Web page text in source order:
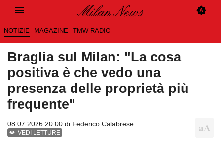
NOTIZIE MAGAZINE TMW RADIO
Braglia sul Milan: "La cosa
positiva è che vedo una
presenza delle proprietà più
frequente"
08.07.2026 20:00 di Federico Calabrese
VEDI LETTURE